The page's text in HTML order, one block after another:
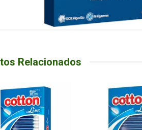
Relacionados